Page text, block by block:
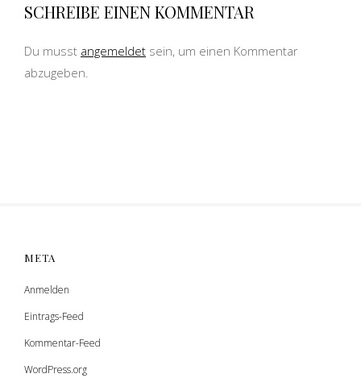
SCHREIBE EINEN KOMMENTAR
Du musst angemeldet sein, um einen Kommentar
abzugeben.
META
Anmelden
Eintrags-Feed
Kommentar-Feed
WordPress.org